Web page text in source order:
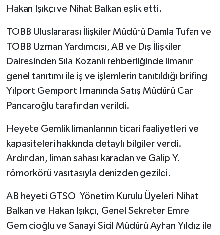
Hakan Işıkçı ve Nihat Balkan eşlik etti.
TOBB Uluslararası İlişkiler Müdürü Damla Tufan ve
TOBB Uzman Yardımcısı, AB ve Dış İlişkiler
Dairesinden Sıla Kozanlı rehberliğinde limanın
genel tanıtımı ile iş ve işlemlerin tanıtıldığı brifing
Yılport Gemport limanında Satış Müdürü Can
Pancaroğlu tarafından verildi.
Heyete Gemlik limanlarının ticari faaliyetleri ve
kapasiteleri hakkında detaylı bilgiler verdi.
Ardından, liman sahası karadan ve Galip Y.
römorkörü vasıtasıyla denizden gezildi.
AB heyeti GTSO Yönetim Kurulu Üyeleri Nihat
Balkan ve Hakan Işıkçı, Genel Sekreter Emre
Gemicioğlu ve Sanayi Sicil Müdürü Ayhan Yıldız ile